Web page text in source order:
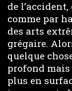
de
comme par
des arts
grégaire.
quelque
profond
plus en